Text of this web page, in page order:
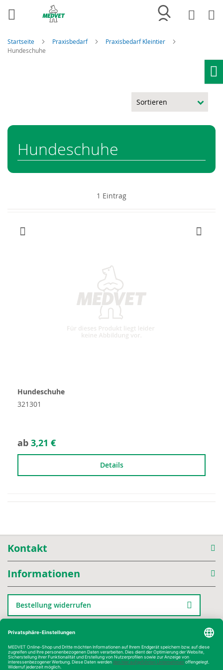
Merkliste
Startseite Praxisbedarf
Praxisbedarf Kleintier
Hundeschuhe
Hundeschuhe
1 Eintrag
Hundeschuhe
321301
ab 3,21 €
Details
Kontakt
Informationen
Bestellung widerrufen
Kategorien